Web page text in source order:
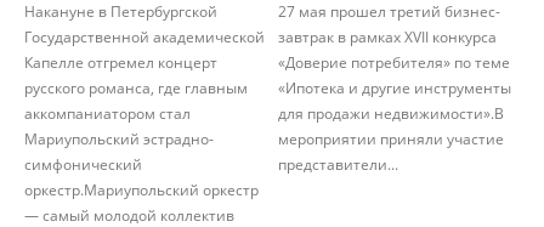
Накануне в Петербургской
Государственной академической
Капелле отгремел концерт
русского романса, где главным
аккомпаниатором стал
Мариупольский эстрадно-
симфонический
оркестр.Мариупольский оркестр
— самый молодой коллектив
27 мая прошел третий бизнес-
завтрак в рамках XVII конкурса
«Доверие потребителя» по теме
«Ипотека и другие инструменты
для продажи недвижимости».В
мероприятии приняли участие
представители...